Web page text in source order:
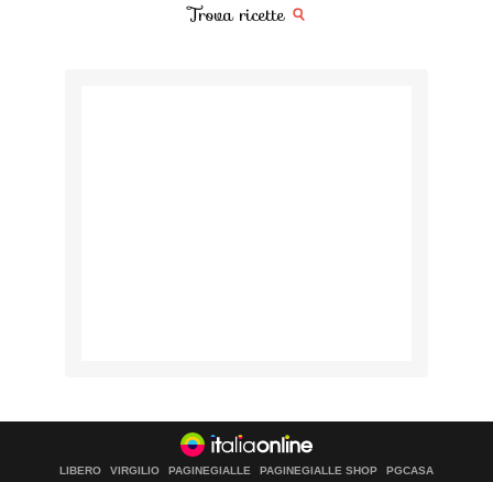
Trova ricette
LIBERO VIRGILIO PAGINEGIALLE PAGINEGIALLE SHOP PGCASA